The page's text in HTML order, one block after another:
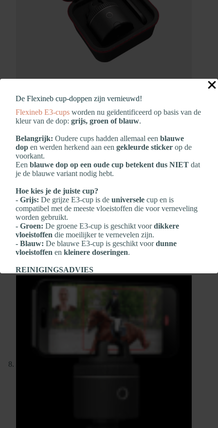
De Flexineb cup‑doppen zijn vernieuwd!
Flexineb E3‑cups worden nu geïdentificeerd op basis van de
kleur van de dop: grijs, groen of blauw.
Belangrijk: Oudere cups hadden allemaal een blauwe
dop en werden herkend aan een gekleurde sticker op de
voorkant.
Een blauwe dop op een oude cup betekent dus NIET dat
je de blauwe variant nodig hebt.
Hoe kies je de juiste cup?
- Grijs: De grijze E3‑cup is de universele cup en is
compatibel met de meeste vloeistoffen die voor verneveling
worden gebruikt.
- Groen: De groene E3‑cup is geschikt voordikkere
vloeistoffen die moeilijker te vernevelen zijn.
- Blauw: De blauwe E3‑cup is geschikt voordunne
vloeistoffen en kleinere doseringen.
REINIGINGSADVIES
belangrijk omNA elke vernevelingte reinigen:
na elk gebruik
- Bescherm de elektronica altijd met de
gedestilleerd water
aan de lucht laten drogen
gebruiken
- Geen agressieve of chemische reinigingsmiddelen